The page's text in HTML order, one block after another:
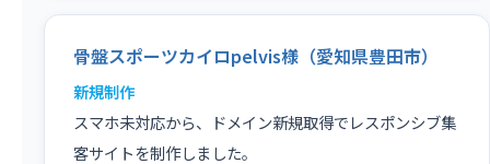
骨盤スポーツカイロpelvis様（愛知県豊田市）
新規制作
スマホ未対応から、ドメイン新規取得でレスポンシブ集
客サイトを制作しました。